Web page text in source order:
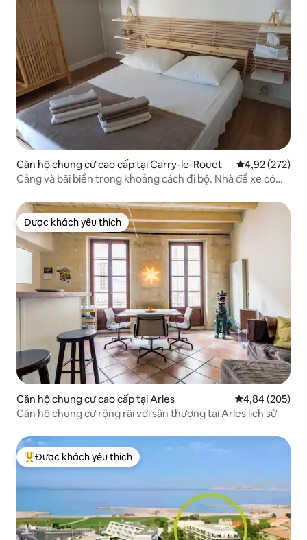
Căn hộ chung cư cao cấp tại Carry-le-Rouet Xếp hạng
4,92 (272)
Cảng và bãi biển trong khoảng cách đi bộ. Nhà để xe có
Được khách yêu thích
Được khách yêu thích
Căn hộ chung cư cao cấp tại Arles Xếp hạng
4,84 (205)
Căn hộ chung cư rộng rãi với sân thượng tại Arles lịch sử
Được khách yêu thích nhất
Được khách yêu thích